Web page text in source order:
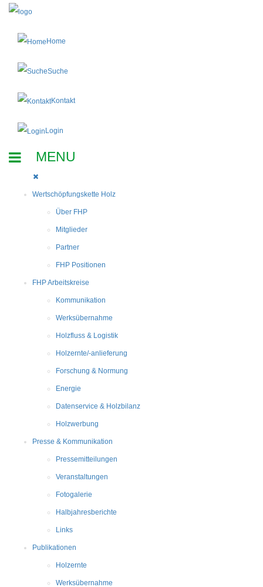
Home
Suche
Kontakt
Login
Wertschöpfungskette Holz
Über FHP
Mitglieder
Partner
FHP Positionen
FHP Arbeitskreise
Kommunikation
Werksübernahme
Holzfluss & Logistik
Holzernte/-anlieferung
Forschung & Normung
Energie
Datenservice & Holzbilanz
Holzwerbung
Presse & Kommunikation
Pressemitteilungen
Veranstaltungen
Fotogalerie
Halbjahresberichte
Links
Publikationen
Holzernte
Werksübernahme